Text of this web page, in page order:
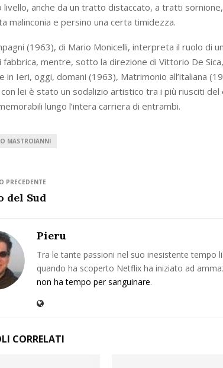
livello, anche da un tratto distaccato, a tratti
malinconia e persino una certa timidezza.
(1963), di Mario Monicelli, interpreta il ruolo di
mentre, sotto la direzione di Vittorio De
in Ieri, oggi, domani (1963), Matrimonio all’italiana
lei è stato un sodalizio artistico tra i più riusciti del
lungo l’intera carriera di entrambi.
MASTROIANNI
PRECEDENTE
del Sud
Pieru
Tra le tante passioni nel suo inesistente tempo
quando ha scoperto Netflix ha iniziato ad
non ha tempo per sanguinare.
CORRELATI